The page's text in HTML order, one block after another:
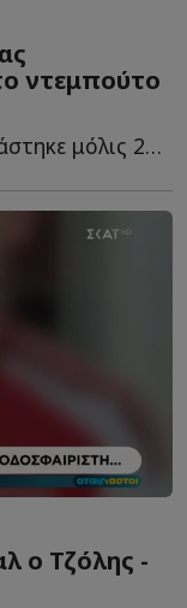
ντεμπούτο
Ο Κωνσταντίνος Καρέτσας χρειάστηκε μόλις 29 λεπτά στο ν...
ο Τζόλης -